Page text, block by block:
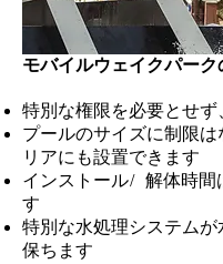
モバイルウェイクパーク
特別な権限を必要とせず、
プールのサイズに制限
リアにも設置できます
インストール/ 解体時間
す
特別な水処理システムが
保ちます